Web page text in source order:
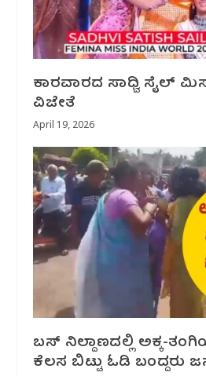
ಕಾರವಾರದ ಸಾಧ್ವಿ ಸೈಲ್
ವಿಜೇತೆ
April 19, 2026
ಬಸ್ ನಿಲ್ದಾಣದಲ್ಲಿ ಅಕ್ಕ-
ಕೆಲಸ ಬಿಟ್ಟು ಓಡಿ ಬಂದ್ದರು